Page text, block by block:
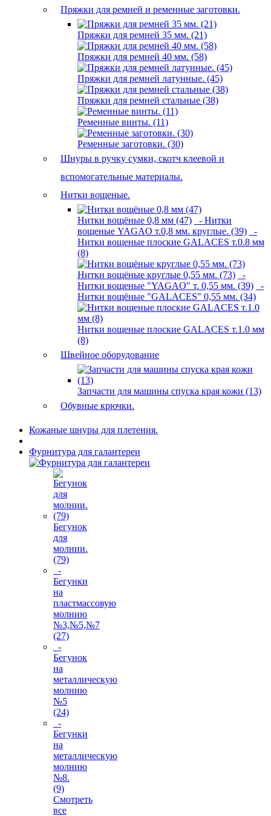
Пряжки для ремней и ременные заготовки.
Пряжки для ремней 35 мм. (21)
Пряжки для ремней 40 мм. (58)
Пряжки для ремней латунные. (45)
Пряжки для ремней стальные (38)
Ременные винты. (11)
Ременные заготовки. (30)
Шнуры в ручку сумки, скотч клеевой и
вспомогательные материалы.
Нитки вощеные.
Нитки вощёные 0,8 мм (47)
- Нитки
вощеные YAGAO т.0,8 мм. круглые. (39)
-
Нитки вощеные плоские GALACES т.0.8 мм
(8)
Нитки вощёные круглые 0,55 мм. (73)
-
Нитки вощеные "YAGAO" т. 0,55 мм. (39)
-
Нитки вощёные "GALACES" 0,55 мм. (34)
Нитки вощеные плоские GALACES т.1.0 мм
(8)
Швейное оборудование
Запчасти для машины спуска края кожи (13)
Обувные крючки.
Кожаные шнуры для плетения.
Фурнитура для галантереи
Бегунок
для
молнии.
(79)
-
Бегунки
на
пластмассовую
молнию
№3,№5,№7
(27)
-
Бегунок
на
металлическую
молнию
№5
(24)
-
Бегунки
на
металлическую
молнию
№8.
(9)
Смотреть
все